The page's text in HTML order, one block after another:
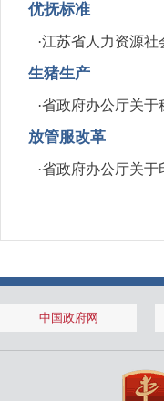
优抚标准
·江苏省人力资源社
生猪生产
·省政府办公厅关于
放管服改革
·省政府办公厅关于
中国政府网